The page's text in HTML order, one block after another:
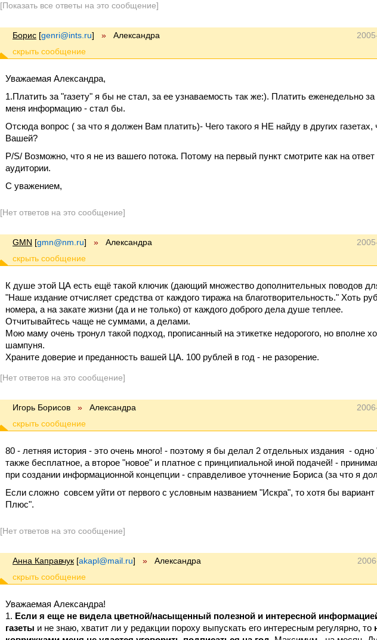
[Показать все ответы на это сообщение]
Борис [genri@ints.ru] » Александра
Уважаемая Александра,
1.Платить за "газету" я бы не стал, за ее узнаваемость так же:). Платить еженедельно
меня информацию - стал бы.
Отсюда вопрос ( за что я должен Вам платить)- Чего такого я НЕ найду в других газетах,
Вашей?
P/S/ Возможно, что я не из вашего потока. Потому на первый пункт смотрите как на
аудитории.
С уважением,
[Нет ответов на это сообщение]
GMN [gmn@nm.ru] » Александра
К душе этой ЦА есть ещё такой ключик (дающий множество дополнительных поводов
"Наше издание отчисляет средства от каждого тиража на благотворительность." Хоть
номера, а на закате жизни (да и не только) от каждого доброго дела душе теплее.
Отчитывайтесь чаще не суммами, а делами.
Мою маму очень тронул такой подход, прописанный на этикетке недорогого, но вполне
шампуня.
Храните доверие и преданность вашей ЦА. 100 рублей в год - не разорение.
[Нет ответов на это сообщение]
Игорь Борисов » Александра
80 - летняя история - это очень много! - поэтому я бы делал 2 отдельных издания - одно
также бесплатное, а второе "новое" и платное с принципиальной иной подачей! -
при создании информационной концепции - справделивое уточнение Бориса (за что я
Если сложно совсем уйти от первого с условным названием "Искра", то хотя бы
Плюс".
[Нет ответов на это сообщение]
Анна Каправчук [akapl@mail.ru] » Александра
Уважаемая Александра!
1. Если я еще не видела цветной/насыщенный полезной и интересной
газеты и не знаю, хватит ли у редакции пороху выпускать его интересным регулярно, то